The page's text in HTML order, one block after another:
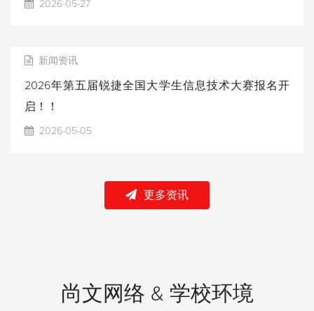
2026-05-27
新闻资讯
2026年第五届锐捷全国大学生信息技术大赛报名开
启！！
2026-05-05
更多资讯
尚文网络 & 学校环境